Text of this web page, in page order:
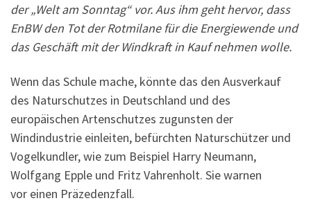
der „Welt am Sonntag“ vor. Aus ihm geht hervor, dass
EnBW den Tot der Rotmilane für die Energiewende und
das Geschäft mit der Windkraft in Kauf nehmen wolle.
Wenn das Schule mache, könnte das den Ausverkauf
des Naturschutzes in Deutschland und des
europäischen Artenschutzes zugunsten der
Windindustrie einleiten, befürchten Naturschützer und
Vogelkundler, wie zum Beispiel Harry Neumann,
Wolfgang Epple und Fritz Vahrenholt. Sie warnen
vor einen Präzedenzfall.